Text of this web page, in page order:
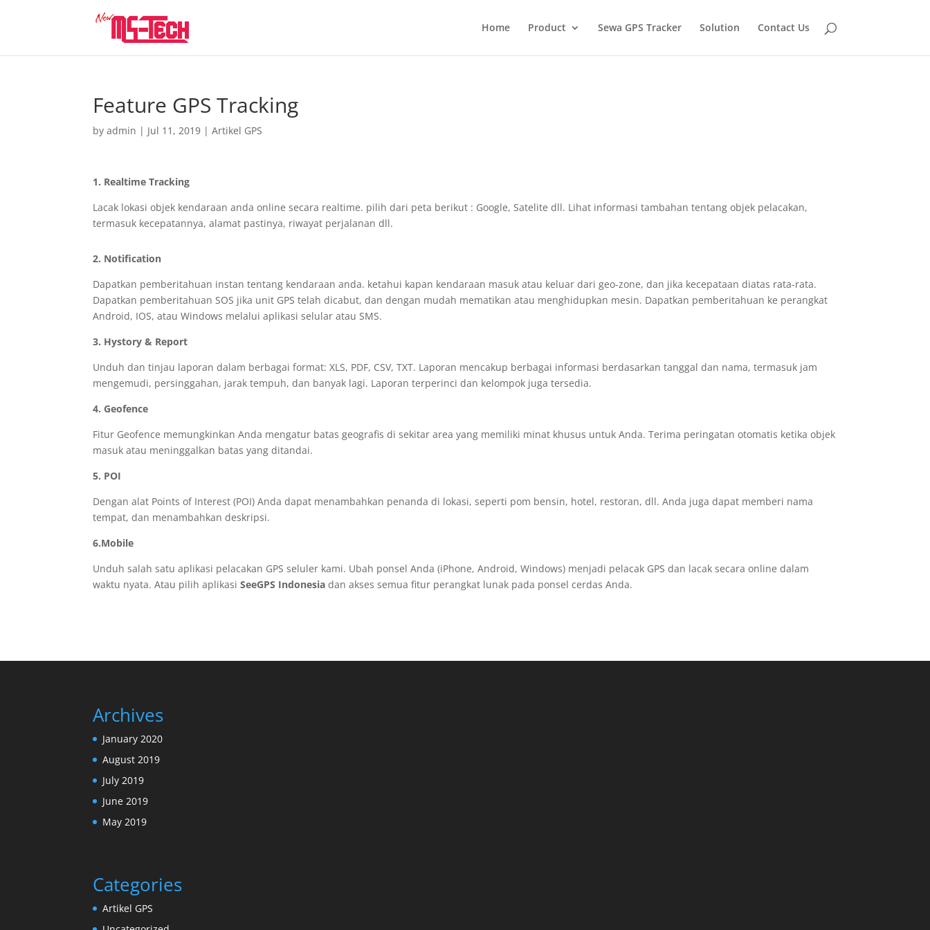
Home Product Sewa GPS Tracker Solution Contact Us
Feature GPS Tracking
byadmin | Jul 11, 2019 |Artikel GPS
1. Realtime Tracking
Lacak lokasi objek kendaraan anda online secara realtime. pilih dari peta berikut : Google, Satelite dll. Lihat informasi tambahan tentang objek pelacakan,
termasuk kecepatannya, alamat pastinya, riwayat perjalanan dll.
2. Notification
Dapatkan pemberitahuan instan tentang kendaraan anda. ketahui kapan kendaraan masuk atau keluar dari geo-zone, dan jika kecepataan diatas rata-rata.
Dapatkan pemberitahuan SOS jika unit GPS telah dicabut, dan dengan mudah mematikan atau menghidupkan mesin. Dapatkan pemberitahuan ke perangkat
Android, IOS, atau Windows melalui aplikasi selular atau SMS.
3. Hystory & Report
Unduh dan tinjau laporan dalam berbagai format: XLS, PDF, CSV, TXT. Laporan mencakup berbagai informasi berdasarkan tanggal dan nama, termasuk jam
mengemudi, persinggahan, jarak tempuh, dan banyak lagi. Laporan terperinci dan kelompok juga tersedia.
4. Geofence
Fitur Geofence memungkinkan Anda mengatur batas geografis di sekitar area yang memiliki minat khusus untuk Anda. Terima peringatan otomatis ketika objek
masuk atau meninggalkan batas yang ditandai.
5. POI
Dengan alat Points of Interest (POI) Anda dapat menambahkan penanda di lokasi, seperti pom bensin, hotel, restoran, dll. Anda juga dapat memberi nama
tempat, dan menambahkan deskripsi.
6.Mobile
Unduh salah satu aplikasi pelacakan GPS seluler kami. Ubah ponsel Anda (iPhone, Android, Windows) menjadi pelacak GPS dan lacak secara online dalam
waktu nyata. Atau pilih aplikasiSeeGPS Indonesia dan akses semua fitur perangkat lunak pada ponsel cerdas Anda.
Archives
January 2020
August 2019
July 2019
June 2019
May 2019
Categories
Artikel GPS